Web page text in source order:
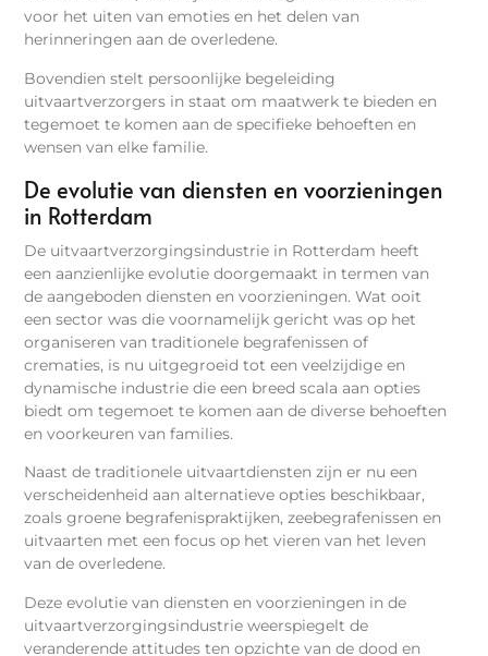
voor het uiten van emoties en het delen van
herinneringen aan de overledene.
Bovendien stelt persoonlijke begeleiding
uitvaartverzorgers in staat om maatwerk te bieden en
tegemoet te komen aan de specifieke behoeften en
wensen van elke familie.
De evolutie van diensten en voorzieningen
in Rotterdam
De uitvaartverzorgingsindustrie in Rotterdam heeft
een aanzienlijke evolutie doorgemaakt in termen van
de aangeboden diensten en voorzieningen. Wat ooit
een sector was die voornamelijk gericht was op het
organiseren van traditionele begrafenissen of
crematies, is nu uitgegroeid tot een veelzijdige en
dynamische industrie die een breed scala aan opties
biedt om tegemoet te komen aan de diverse behoeften
en voorkeuren van families.
Naast de traditionele uitvaartdiensten zijn er nu een
verscheidenheid aan alternatieve opties beschikbaar,
zoals groene begrafenispraktijken, zeebegrafenissen en
uitvaarten met een focus op het vieren van het leven
van de overledene.
Deze evolutie van diensten en voorzieningen in de
uitvaartverzorgingsindustrie weerspiegelt de
veranderende attitudes ten opzichte van de dood en